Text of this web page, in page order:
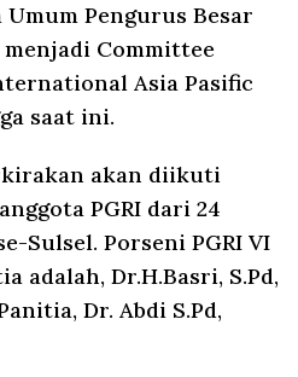
Pengurus Besar
Committee
Asia Pasific
saat ini.
akan diikuti
PGRI dari 24
Sulsel. Porseni PGRI VI
adalah, Dr.H.Basri, S.Pd,
Dr. Abdi S.Pd,